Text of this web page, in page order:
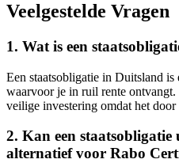
Veelgestelde Vragen
1. Wat is een
Een staatsobligatie in Duitsland
waarvoor je in ruil rente
veilige investering omdat het door
2. Kan een
alternatief voor Rabo